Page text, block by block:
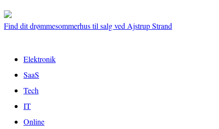
Find dit drømmesommerhus til salg ved Ajstrup Strand
Elektronik
SaaS
Tech
IT
Online